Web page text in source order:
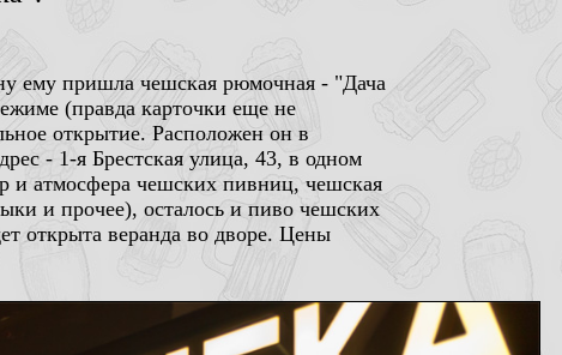
ему пришла чешская рюмочная - "Дача
(правда карточки еще не
открытие. Расположен он в
- 1-я Брестская улица, 43, в одном
и атмосфера чешских пивниц, чешская
и прочее), осталось и пиво чешских
открыта веранда во дворе. Цены